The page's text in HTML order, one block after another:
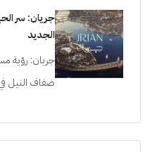
جريان: سر
الجديد
جريان: رؤية
ضفاف النيل